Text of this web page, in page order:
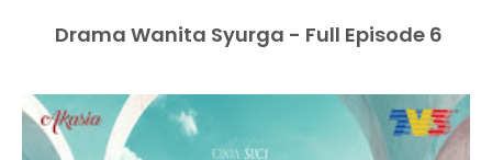
Drama Wanita Syurga - Full Episode 6